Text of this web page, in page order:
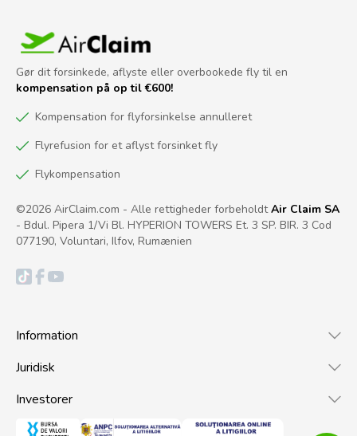
Gør dit forsinkede, aflyste eller overbookede fly til en
kompensation på op til €600!
Kompensation for flyforsinkelse annulleret
Flyrefusion for et aflyst forsinket fly
Flykompensation
©2026 AirClaim.com - Alle rettigheder forbeholdtAir Claim SA
- Bdul. Pipera 1/Vi Bl. HYPERION TOWERS Et. 3 SP. BIR. 3 Cod
077190, Voluntari, Ilfov, Rumænien
Information
Juridisk
Investorer